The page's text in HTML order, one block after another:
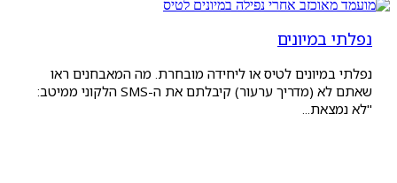
לטיס או ליחידה מובחרת. מה המאבחנים ראו
שאתם לא (מדריך ערעור) קיבלתם את ה-SMS הלקוני ממיטב: